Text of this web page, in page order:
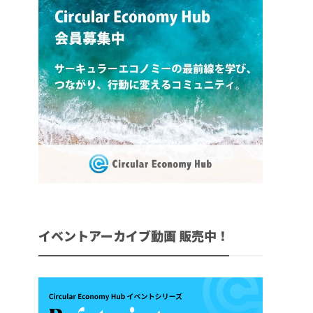
イベントアーカイブ動画 販売中！